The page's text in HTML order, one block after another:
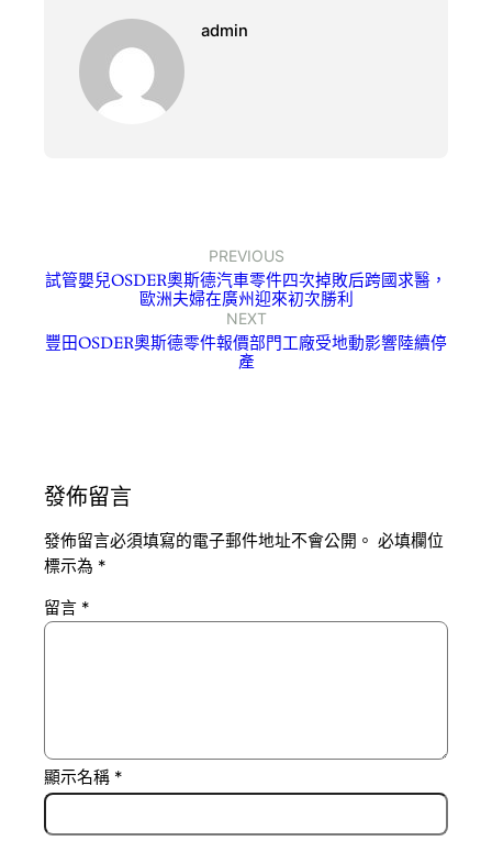
admin
PREVIOUS
試管嬰兒OSDER奧斯德汽車零件四次掉敗后跨國求醫，
歐洲夫婦在廣州迎來初次勝利
NEXT
豐田OSDER奧斯德零件報價部門工廠受地動影響陸續停
產
發佈留言
發佈留言必須填寫的電子郵件地址不會公開。 必填欄位
標示為 *
留言 *
顯示名稱 *